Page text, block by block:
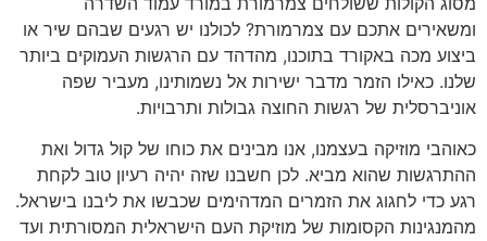
ומשאירים אתכם עם צמרמורת? לכולנו יש רגעים שבהם שיר או
ביצוע מכה באקורד בתוכנו, מהדהד עם הרגשות העמוקים ביותר
שלנו. כאילו הזמר מדבר ישירות אל נשמותינו, מעביר שפה
אוניברסלית של רגשות החוצה גבולות ותרבויות.
כאוהבי מוזיקה בעצמנו, אנו מבינים את כוחו של קול גדול ואת
ההתרגשות שהוא מביא. לכן חשבנו שזה יהיה רעיון טוב לקחת
רגע כדי לחגוג את הזמרים המדהימים שכבשו את ליבנו בישראל.
מהמנגינות הקסומות של מוזיקת העם הישראלית המסורתית ועד